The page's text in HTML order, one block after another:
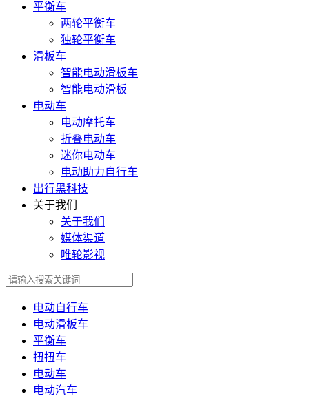
平衡车
两轮平衡车
独轮平衡车
滑板车
智能电动滑板车
智能电动滑板
电动车
电动摩托车
折叠电动车
迷你电动车
电动助力自行车
出行黑科技
关于我们
关于我们
媒体渠道
唯轮影视
电动自行车
电动滑板车
平衡车
扭扭车
电动车
电动汽车